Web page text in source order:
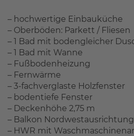
– hochwertige Einbauküche
– Oberböden: Parkett / Fliesen
– 1 Bad mit bodengleicher
– 1 Bad mit Wanne
– Fußbodenheizung
– Fernwärme
– 3-fachverglaste Holzfenster
– bodentiefe Fenster
– Deckenhöhe 2,75 m
– Balkon Nordwestausrichtung
– HWR mit